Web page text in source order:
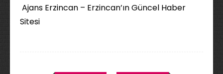
Ajans Erzincan – Erzincan’ın Güncel Haber
Sitesi